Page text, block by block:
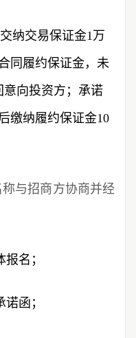
纳交易保证金1万
同履约保证金，未
意向投资方；承诺
缴纳履约保证金10
与招商方协商并经
名；
函；